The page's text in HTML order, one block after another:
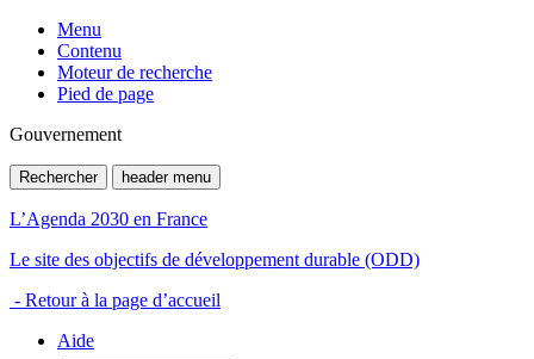
Menu
Contenu
Moteur de recherche
Pied de page
Gouvernement
Rechercher header menu
L’Agenda 2030 en France
Le site des objectifs de développement durable (ODD)
- Retour à la page d’accueil
Aide